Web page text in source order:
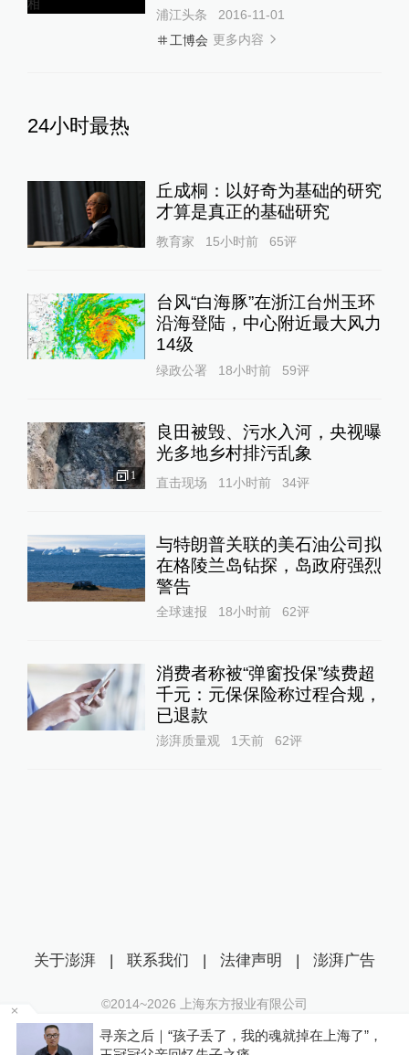
浦江头条
2016-11-01
工博会 更多内容
24小时最热
丘成桐：以好奇为基础的研究
才算是真正的基础研究
教育家 15小时前 65评
台风“白海豚”在浙江台州玉环
沿海登陆，中心附近最大风力
14级
绿政公署 18小时前 59评
1
良田被毁、污水入河，央视曝
光多地乡村排污乱象
直击现场 11小时前 34评
与特朗普关联的美石油公司拟
在格陵兰岛钻探，岛政府强烈
警告
全球速报 18小时前 62评
消费者称被“弹窗投保”续费超
千元：元保保险称过程合规，
已退款
澎湃质量观 1天前 62评
寻亲之后｜“孩子丢了，我的魂就掉在上海了”，
关于澎湃 | 联系我们 | 法律声明 | 澎湃广告
©2014~2026 上海东方报业有限公司
沪ICP证：沪B2-20170116 | 沪ICP备14003370号
互联网新闻信息服务许可证：31120170006